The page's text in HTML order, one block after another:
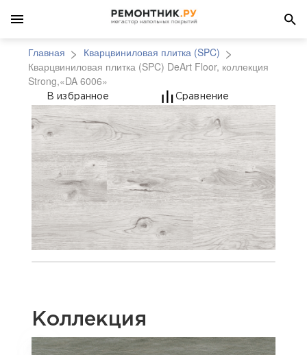
Главная
Кварцвиниловая плитка (SPC)
Кварцвиниловая плитка (SPC) DeArt Floor, коллекция
Strong,«DA 6006»
Кварцвиниловая
В избранное Сравнение
Коллекция